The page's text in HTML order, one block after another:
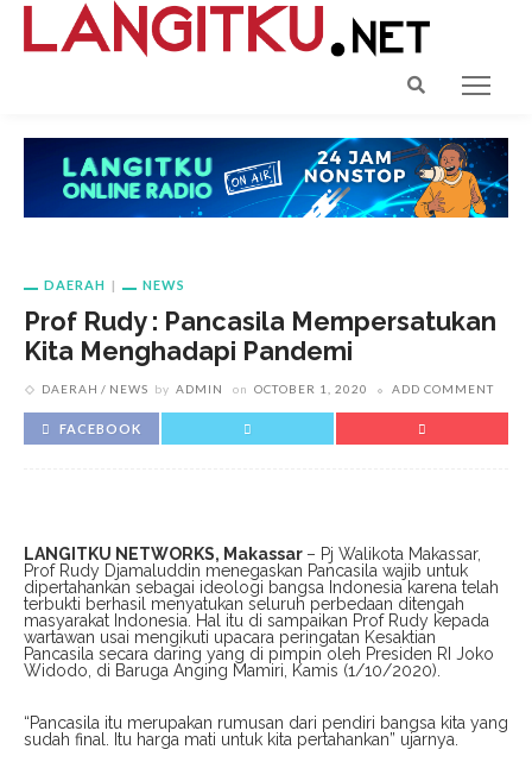
DAERAH NEWS
Prof Rudy : Pancasila Mempersatukan
Kita Menghadapi Pandemi
DAERAH NEWS by ADMIN on OCTOBER 1, 2020 ADD COMMENT
FACEBOOK
LANGITKU NETWORKS, Makassar – Pj Walikota Makassar,
Prof Rudy Djamaluddin menegaskan Pancasila wajib untuk
dipertahankan sebagai ideologi bangsa Indonesia karena telah
terbukti berhasil menyatukan seluruh perbedaan ditengah
masyarakat Indonesia. Hal itu di sampaikan Prof Rudy kepada
wartawan usai mengikuti upacara peringatan Kesaktian
Pancasila secara daring yang di pimpin oleh Presiden RI Joko
Widodo, di Baruga Anging Mamiri, Kamis (1/10/2020).
“Pancasila itu merupakan rumusan dari pendiri bangsa kita yang
sudah final. Itu harga mati untuk kita pertahankan” ujarnya.